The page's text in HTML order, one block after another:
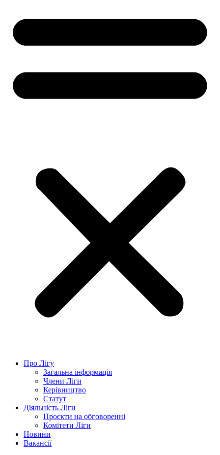
Про Лігу
Загальна інформація
Члени Ліги
Керівництво
Статут
Діяльність Ліги
Проєкти на обговоренні
Комітети Ліги
Новини
Вакансії